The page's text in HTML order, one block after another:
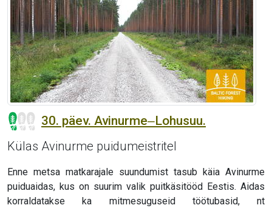
30. päev. Avinurme‒Lohusuu.
Külas Avinurme puidumeistritel
Enne metsa matkarajale suundumist tasub käia Avinurme
puiduaidas, kus on suurim valik puitkäsitööd Eestis. Aidas
korraldatakse ka mitmesuguseid töötubasid, nt